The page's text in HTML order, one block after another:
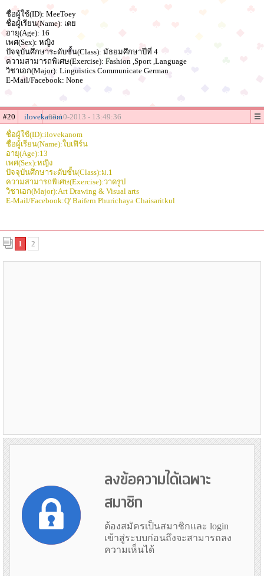
ชื่อผู้ใช้(ID): MeeToey
ชื่อผู้เรียน(Name): เตย
อายุ(Age): 16
เพศ(Sex): หญิง
ปัจจุบันศึกษาระดับชั้น(Class): มัธยมศึกษาปีที่ 4
ความสามารถพิเศษ(Exercise): Fashion ,Sport ,Language
วิชาเอก(Major): Linguistics Communicate German
E-Mail/Facebook: None
#20 ilovekanom02-10-2013 - 13:49:36
ชื่อผู้ใช้(ID):ilovekanom
ชื่อผู้เรียน(Name):ใบเฟิร์น
อายุ(Age):13
เพศ(Sex):หญิง
ปัจจุบันศึกษาระดับชั้น(Class):ม.1
ความสามารถพิเศษ(Exercise):วาดรูป
วิชาเอก(Major):Art Drawing & Visual arts
E-Mail/Facebook:Q' Baifern Phurichaya Chaisaritkul
1 2
ลงข้อความได้เฉพาะ
สมาชิก
ต้องสมัครเป็นสมาชิกและ login
เข้าสู่ระบบก่อนถึงจะสามารถลง
ความเห็นได้